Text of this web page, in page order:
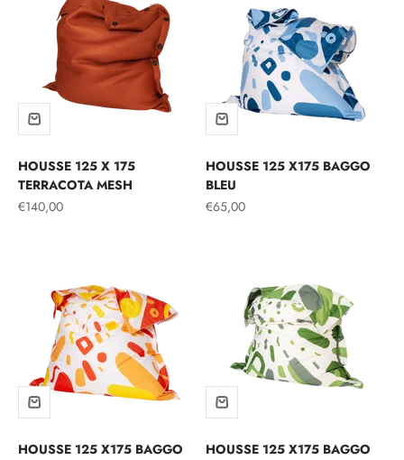
HOUSSE 125 X 175
TERRACOTA MESH
Prix de vente
€140,00
HOUSSE 125 X175 BAGGO
BLEU
Prix de vente
€65,00
HOUSSE 125 X175 BAGGO
HOUSSE 125 X175 BAGGO